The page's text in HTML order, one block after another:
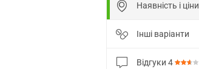
Наявність і ціни
Інші варіанти
Відгуки 4